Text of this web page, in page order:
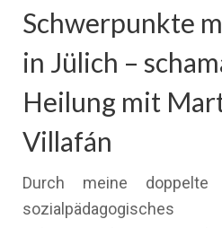
Schwerpunkte
in Jülich –
Heilung mit
Villafán
Durch meine doppelte